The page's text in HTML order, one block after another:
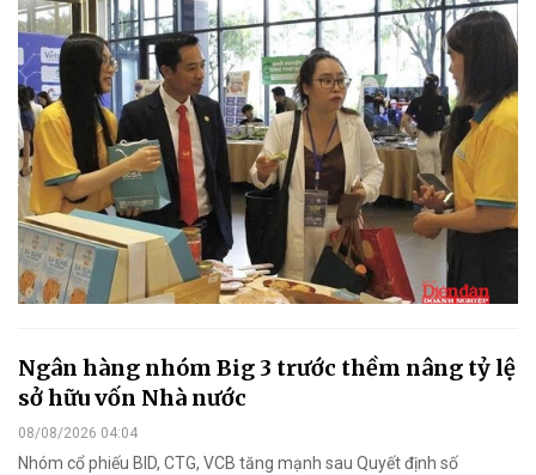
Ngân hàng nhóm Big 3 trước thềm nâng tỷ lệ
sở hữu vốn Nhà nước
08/08/2026 04:04
Nhóm cổ phiếu BID, CTG, VCB tăng mạnh sau Quyết định số